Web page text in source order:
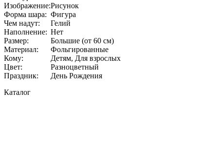
Изображение:Рисунок
Форма шара: Фигура
Чем надут:
Гелий
Наполнение: Нет
Размер:
Большие (от 60 см)
Материал:
Фольгированные
Кому:
Детям, Для взрослых
Цвет:
Разноцветный
Праздник:
День Рождения
Каталог